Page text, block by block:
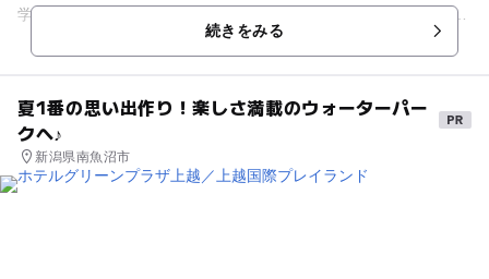
学技術に触れることができます。 ロケットエンジンの実物や深
海調査船の大型模型をは...続きをみる
夏1番の思い出作り！楽しさ満載のウォーターパー
クへ♪
新潟県南魚沼市